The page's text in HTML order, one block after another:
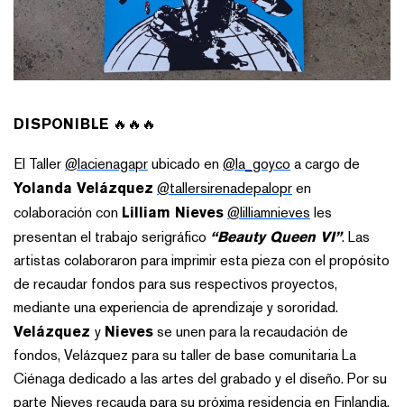
DISPONIBLE 🔥🔥🔥
El Taller@lacienagaprubicado en@la_goyco a cargo de
Yolanda Velázquez @tallersirenadepalopren
colaboración con Lilliam Nieves @lilliamnieves les
presentan el trabajo serigráfico “Beauty Queen VI”. Las
artistas colaboraron para imprimir esta pieza con el propósito
de recaudar fondos para sus respectivos proyectos,
mediante una experiencia de aprendizaje y sororidad.
Velázquez y Nieves se unen para la recaudación de
fondos, Velázquez para su taller de base comunitaria La
Ciénaga dedicado a las artes del grabado y el diseño. Por su
parte Nieves recauda para su próxima residencia en Finlandia.